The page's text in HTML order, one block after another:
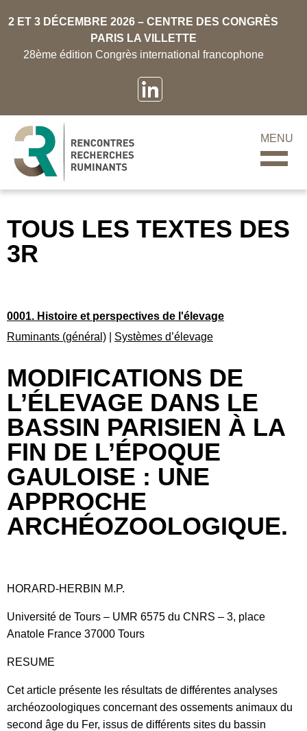
2 ET 3 DÉCEMBRE 2026 – CENTRE DES CONGRÈS
PARIS LA VILLETTE
28ème édition Congrès international francophone
MENU
TOUS LES TEXTES DES
3R
0001. Histoire et perspectives de l'élevage
Ruminants (général)
Systèmes d’élevage
MODIFICATIONS DE
L’ÉLEVAGE DANS LE
BASSIN PARISIEN À LA
FIN DE L’ÉPOQUE
GAULOISE : UNE
APPROCHE
ARCHÉOZOOLOGIQUE.
HORARD-HERBIN M.P.
Université de Tours – UMR 6575 du CNRS – 3, place
Anatole France 37000 Tours
RESUME
Cet article présente les résultats de différentes analyses
archéozoologiques concernant des ossements animaux du
second âge du Fer, issus de différents sites du bassin